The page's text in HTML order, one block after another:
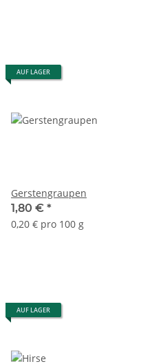
AUF LAGER
Gerstengraupen
1,80 € *
0,20 € pro 100 g
AUF LAGER